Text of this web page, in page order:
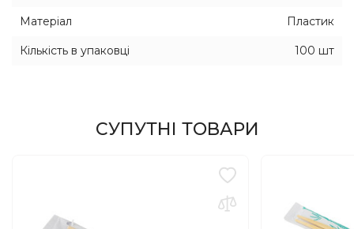
Матеріал Пластик
Кількість в упаковці 100 шт
СУПУТНІ ТОВАРИ